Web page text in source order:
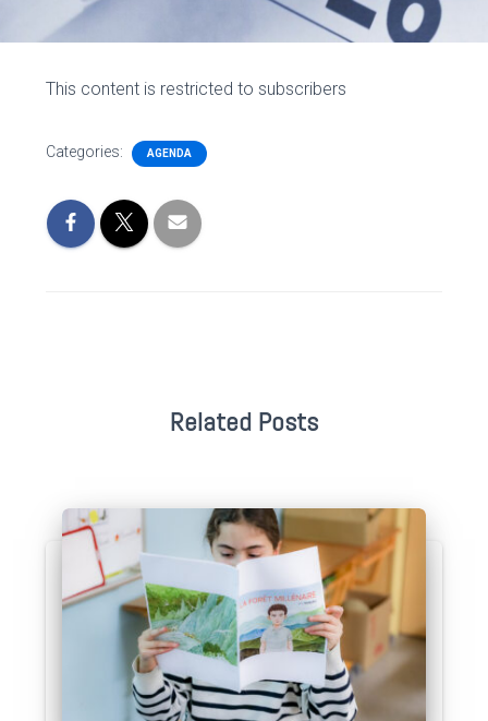
This content is restricted to subscribers
Categories: AGENDA
Related Posts